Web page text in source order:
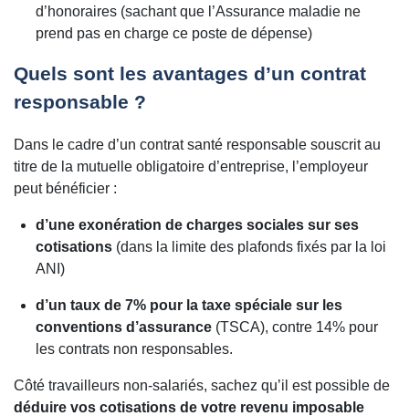
d’honoraires (sachant que l’Assurance maladie ne
prend pas en charge ce poste de dépense)
Quels sont les avantages d’un contrat
responsable ?
Dans le cadre d’un contrat santé responsable souscrit au
titre de la mutuelle obligatoire d’entreprise, l’employeur
peut bénéficier :
d’une exonération de charges sociales sur ses
cotisations (dans la limite des plafonds fixés par la loi
ANI)
d’un taux de 7% pour la taxe spéciale sur les
conventions d’assurance (TSCA), contre 14% pour
les contrats non responsables.
Côté travailleurs non-salariés, sachez qu’il est possible de
déduire vos cotisations de votre revenu imposable